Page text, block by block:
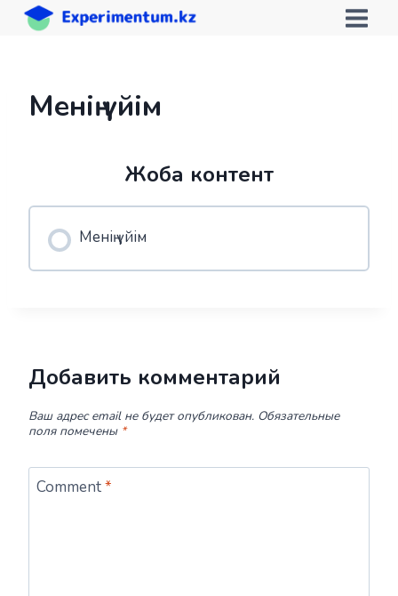
Skip
Менің үйім
Жоба контент
Менің үйім
Добавить комментарий
Ваш адрес email не будет опубликован. Обязательные
поля помечены *
Comment*